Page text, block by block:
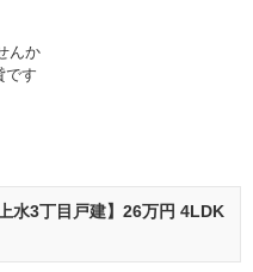
んか
です
水3丁目戸建】26万円 4LDK